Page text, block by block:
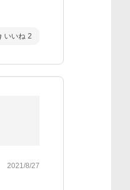
いいね 2
2021/8/27